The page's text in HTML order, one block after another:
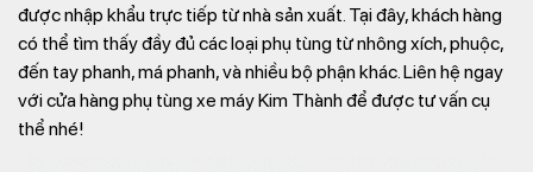
được nhập khẩu trực tiếp từ nhà sản xuất. Tại đây, khách hàng
có thể tìm thấy đầy đủ các loại phụ tùng từ nhông xích, phuộc,
đến tay phanh, má phanh, và nhiều bộ phận khác. Liên hệ ngay
với cửa hàng phụ tùng xe máy Kim Thành để được tư vấn cụ
thể nhé!